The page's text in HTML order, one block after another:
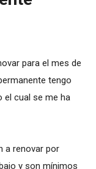
para el mes de
tengo
el cual se me ha
a renovar por
y son mínimos